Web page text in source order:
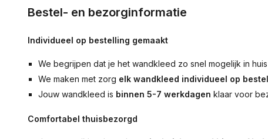
Bestel- en bezorginformatie
Individueel op bestelling gemaakt
We begrijpen dat je het wandkleed zo snel mogelijk in
We maken met zorg elk wandkleed individueel op
Jouw wandkleed is binnen 5-7 werkdagen klaar voor
Comfortabel thuisbezorgd